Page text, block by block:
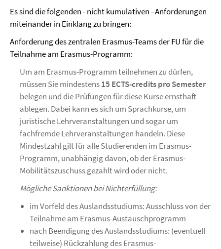
Es sind die folgenden - nicht kumulativen - Anforderungen
miteinander in Einklang zu bringen:
Anforderung des zentralen Erasmus-Teams der FU für die
Teilnahme am Erasmus-Programm:
Um am Erasmus-Programm teilnehmen zu dürfen,
müssen Sie mindestens15 ECTS-credits pro Semester
belegen und die Prüfungen für diese Kurse ernsthaft
ablegen. Dabei kann es sich um Sprachkurse, um
juristische Lehrveranstaltungen und sogar um
fachfremde Lehrveranstaltungen handeln. Diese
Mindestzahl gilt für alle Studierenden im Erasmus-
Programm, unabhängig davon, ob der Erasmus-
Mobilitätszuschuss gezahlt wird oder nicht.
Mögliche Sanktionen bei Nichterfüllung:
im Vorfeld des Auslandsstudiums: Ausschluss von der
Teilnahme am Erasmus-Austauschprogramm
nach Beendigung des Auslandsstudiums: (eventuell
teilweise) Rückzahlung des Erasmus-